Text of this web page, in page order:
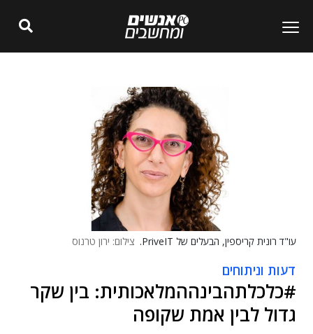
עו"ד רונית קריספין, הבעלים של PriveIT. צילום: ירון טרנוס
דעות וניתוחים
#כלכלתהבינההמלאכותית: בין שקר
גדול לבין אמת שקופה